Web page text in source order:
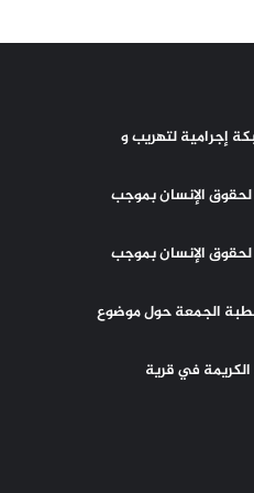
إجرامية لتهريب و
الإنسان بموجب
الإنسان بموجب
خطبة الجمعة حول موضوع
في قرية